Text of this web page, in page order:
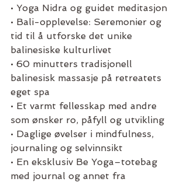
• Yoga Nidra og guidet meditasjon
• Bali-opplevelse: Seremonier og
tid til å utforske det unike
balinesiske kulturlivet
• 60 minutters tradisjonell
balinesisk massasje på retreatets
eget spa
• Et varmt fellesskap med andre
som ønsker ro, påfyll og utvikling
• Daglige øvelser i mindfulness,
journaling og selvinnsikt
• En eksklusiv Be Yoga–totebag
med journal og annet fra